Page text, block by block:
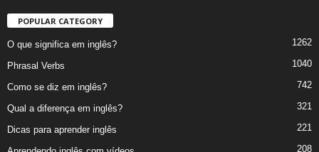
POPULAR CATEGORY
O que significa em inglês? 1262
Phrasal Verbs 1040
Como se diz em inglês? 742
Qual a diferença em inglês? 321
Dicas para aprender inglês 221
208